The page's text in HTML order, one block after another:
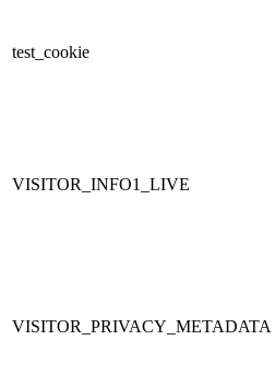
test_cookie
VISITOR_INFO1_LIVE
VISITOR_PRIVACY_METADATA